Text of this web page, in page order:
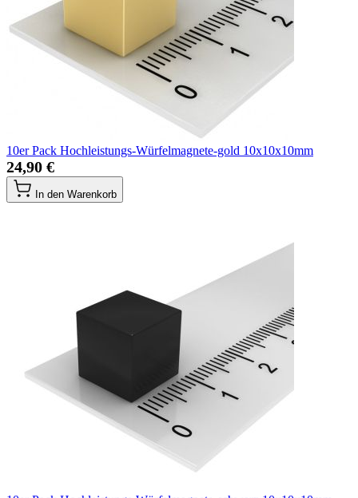
10er Pack Hochleistungs-Würfelmagnete-gold 10x10x10mm
24,90 €
In den Warenkorb